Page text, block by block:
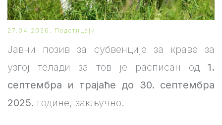
27.04.2026. Подстицаји
Јавни позив за субвенције за краве за
узгој телади за тов је расписан од 1.
септембра и трајаће до 30. септембра
2025. године, закључно.